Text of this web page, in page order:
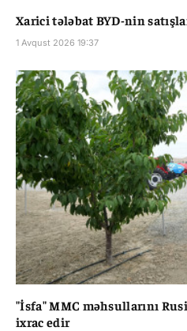
Xarici tələbat BYD-nin
1 Avqust 2026 19:37
"İsfa" MMC məhsullarını
ixrac edir